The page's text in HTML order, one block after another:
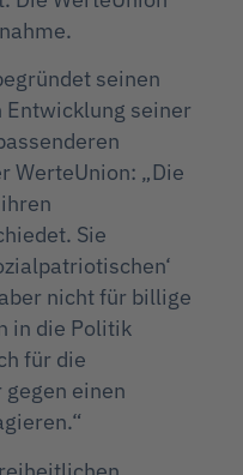
seinen
seiner
WerteUnion: „Die
Sie
nicht für billige
in die Politik
für die
einen